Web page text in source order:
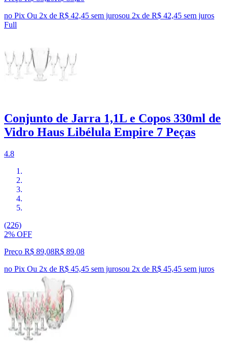
no Pix Ou 2x de R$ 42,45 sem jurosou 2x de R$ 42,45 sem juros
Full
Conjunto de Jarra 1,1L e Copos 330ml de
Vidro Haus Libélula Empire 7 Peças
4.8
(226)
2% OFF
Preço R$ 89,08R$ 89,08
no Pix Ou 2x de R$ 45,45 sem jurosou 2x de R$ 45,45 sem juros